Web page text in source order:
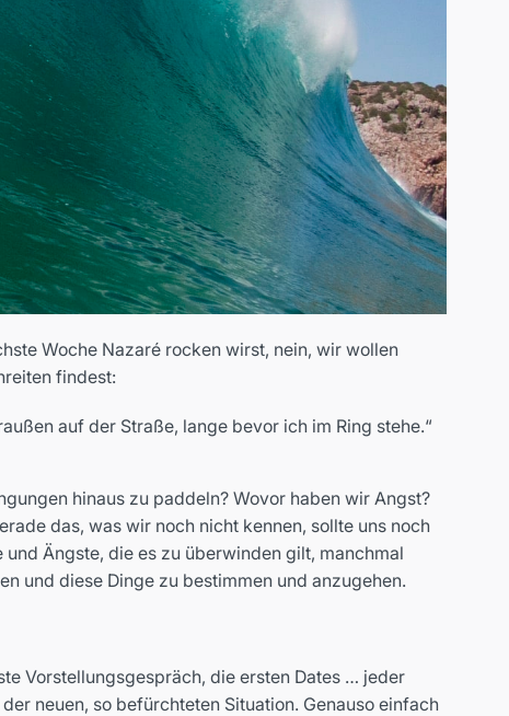
Woche Nazaré rocken wirst, nein, wir wollen
findest:
auf der Straße, lange bevor ich im Ring stehe.“
hinaus zu paddeln? Wovor haben wir Angst?
das, was wir noch nicht kennen, sollte uns noch
Ängste, die es zu überwinden gilt, manchmal
und diese Dinge zu bestimmen und anzugehen.
Vorstellungsgespräch, die ersten Dates … jeder
neuen, so befürchteten Situation. Genauso einfach